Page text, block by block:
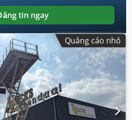
tin ngay
Quảng cáo nhỏ